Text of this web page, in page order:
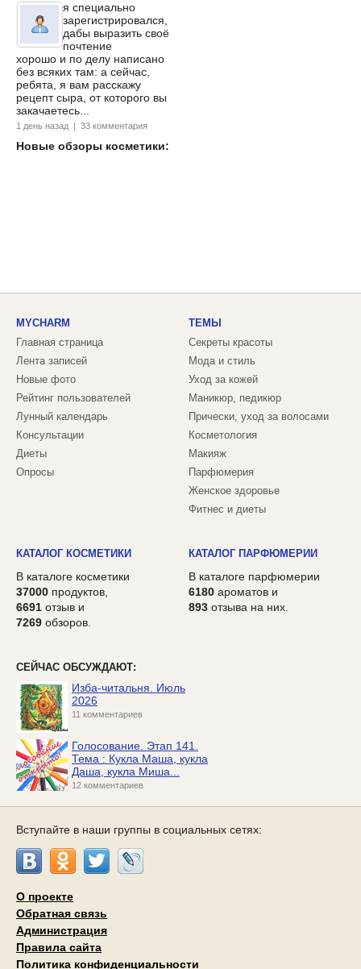
я специально
зарегистрировался,
дабы выразить своё
почтение
хорошо и по делу написано
без всяких там: а сейчас,
ребята, я вам расскажу
рецепт сыра, от которого вы
закачаетесь...
1 день назад | 33 комментария
Новые обзоры косметики:
MYCHARM
Главная страница
Лента записей
Новые фото
Рейтинг пользователей
Лунный календарь
Консультации
Диеты
Опросы
ТЕМЫ
Секреты красоты
Мода и стиль
Уход за кожей
Маникюр, педикюр
Прически, уход за волосами
Косметология
Макияж
Парфюмерия
Женское здоровье
Фитнес и диеты
КАТАЛОГ КОСМЕТИКИ
В каталоге косметики
37000 продуктов,
6691 отзыв и
7269 обзоров.
КАТАЛОГ ПАРФЮМЕРИИ
В каталоге парфюмерии
6180 ароматов и
893 отзыва на них.
СЕЙЧАС ОБСУЖДАЮТ:
Изба-читальня. Июль
2026
11 комментариев
Голосование. Этап 141.
Тема : Кукла Маша, кукла
Даша, кукла Миша...
12 комментариев
Вступайте в наши группы в социальных сетях:
О проекте
Обратная связь
Администрация
Правила сайта
Политика конфиденциальности